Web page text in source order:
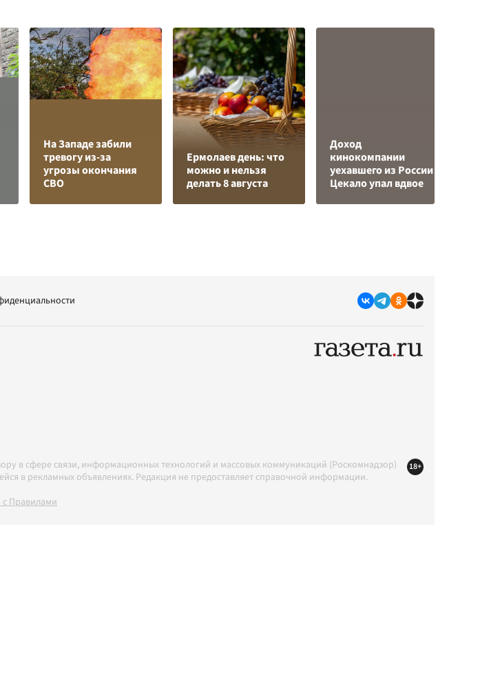
На Западе забили
тревогу из-за
угрозы окончания
СВО
Ермолаев день: что
можно и нельзя
делать 8 августа
Доход
кинокомпании
уехавшего из России
Цекало упал вдвое
в сфере связи, информационных технологий и массовых коммуникаций (Роскомнадзор)
в рекламных объявлениях. Редакция не предоставляет справочной информации.
с Правилами
18+